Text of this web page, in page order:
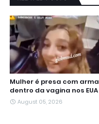
Mulher é presa com arma
dentro da vagina nos EUA
August 05, 2026